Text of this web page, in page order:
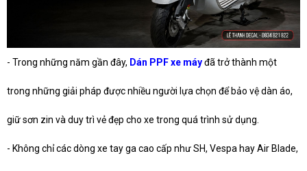
- Trong những năm gần đây, Dán PPF xe máyđã trở thành một
trong những giải pháp được nhiều người lựa chọn để bảo vệ dàn áo,
giữ sơn zin và duy trì vẻ đẹp cho xe trong quá trình sử dụng.
- Không chỉ các dòng xe tay ga cao cấp như SH, Vespa hay Air Blade,